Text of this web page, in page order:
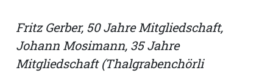
Fritz Gerber, 50 Jahre Mitgliedschaft,
Johann Mosimann, 35 Jahre
Mitgliedschaft (Thalgrabenchörli